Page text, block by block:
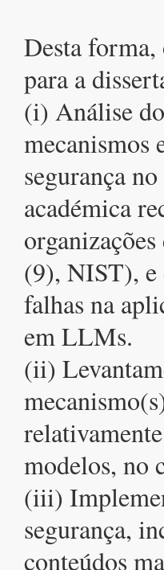
Desta forma,
para a
(i) Análise
mecanismos
segurança
académica
(9), NIST), e
falhas na
em LLMs.
(ii)
modelos, no
(iii)
segurança,
conteúdos